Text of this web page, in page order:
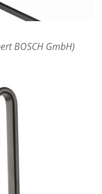
BOSCH GmbH)